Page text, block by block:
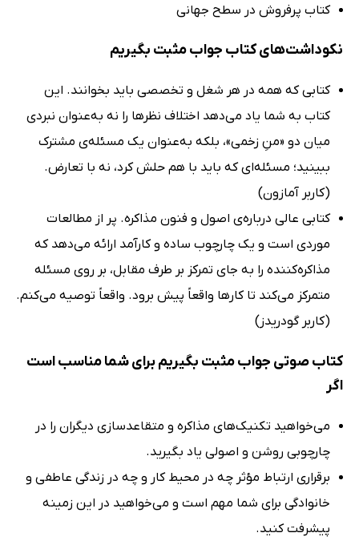
کتاب پرفروش در سطح جهانی
نکوداشت‌های کتاب جواب مثبت بگیریم
کتابی که همه در هر شغل و تخصصی باید بخوانند. این
کتاب به شما یاد می‌دهد اختلاف نظرها را نه به‌عنوان نبردی
میان دو «منِ زخمی»، بلکه به‌عنوان یک مسئله‌ی مشترک
ببینید؛ مسئله‌ای که باید با هم حلش کرد، نه با تعارض.
(کاربر آمازون)
کتابی عالی درباره‌ی اصول و فنون مذاکره. پر از مطالعات
موردی است و یک چارچوب ساده و کارآمد ارائه می‌دهد که
مذاکره‌کننده را به جای تمرکز بر طرف مقابل، بر روی مسئله
متمرکز می‌کند تا کارها واقعاً پیش برود. واقعاً توصیه می‌کنم.
(کاربر گودریدز)
کتاب صوتی جواب مثبت بگیریم برای شما مناسب است
اگر
می‌خواهید تکنیک‌های مذاکره و متقاعدسازی دیگران را در
چارچوبی روشن و اصولی یاد بگیرید.
برقراری ارتباط مؤثر چه در محیط کار و چه در زندگی عاطفی و
خانوادگی برای شما مهم است و می‌خواهید در این زمینه
پیشرفت کنید.